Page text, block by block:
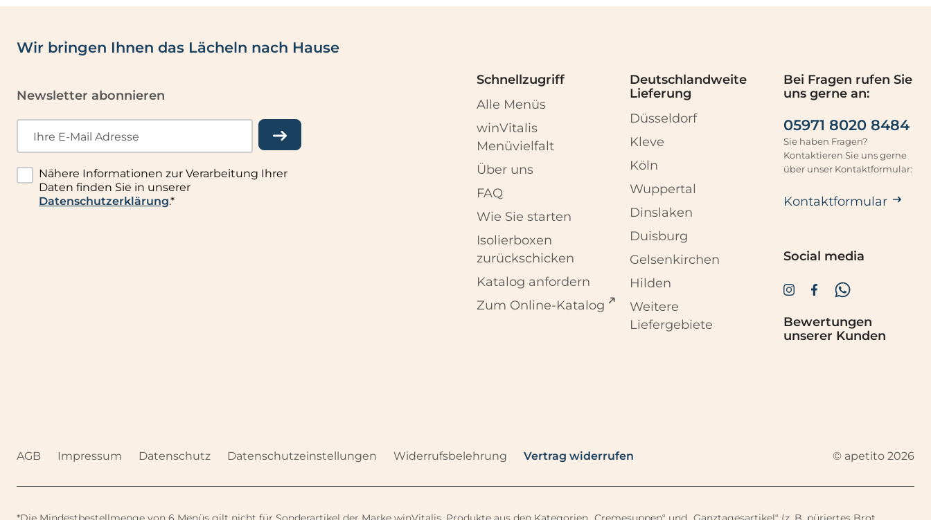
Wir bringen Ihnen das Lächeln nach Hause
Newsletter abonnieren
Ihre E-Mail Adresse
Nähere Informationen zur Verarbeitung Ihrer
Daten finden Sie in unserer
Datenschutzerklärung.*
Schnellzugriff
Alle Menüs
winVitalis
Menüvielfalt
Über uns
FAQ
Wie Sie starten
Isolierboxen
zurückschicken
Katalog anfordern
Zum Online-Katalog
Deutschlandweite
Lieferung
Düsseldorf
Kleve
Köln
Wuppertal
Dinslaken
Duisburg
Gelsenkirchen
Hilden
Weitere
Liefergebiete
Bei Fragen rufen Sie
uns gerne an:
05971 8020 8484
Sie haben Fragen?
Kontaktieren Sie uns gerne
über unser Kontaktformular:
Kontaktformular
Social media
Bewertungen
unserer Kunden
AGB Impressum Datenschutz Datenschutzeinstellungen Widerrufsbelehrung Vertrag widerrufen © apetito 2026